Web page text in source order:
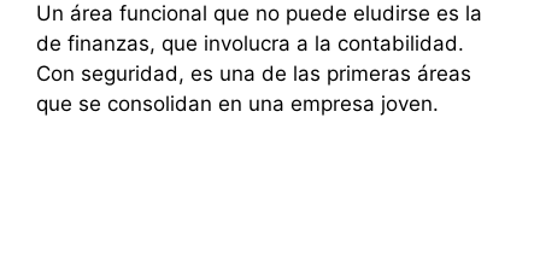
Un área funcional que no puede eludirse es la
de finanzas, que involucra a la contabilidad.
Con seguridad, es una de las primeras áreas
que se consolidan en una empresa joven.